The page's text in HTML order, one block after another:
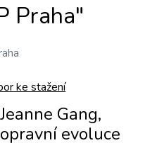
Praha"
ke stažení
Gang,
evoluce